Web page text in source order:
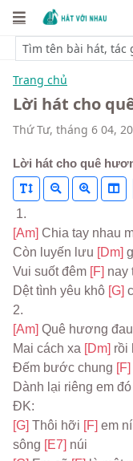
Trang chủ
Lời hát cho
Thứ Tư, tháng 6 04,
Lời hát cho quê
1.
[Am] Chia tay nhau
Còn luyến lưu [Dm]
Vui suốt đêm [F] nay
Dệt tình yêu khô [G]
2.
[Am] Quê hương
Mai cách xa [Dm] rồi
Đếm bước chung [F]
Dành lại riêng em
ĐK:
[G] Thôi hỡi [F] em
sông [E7] núi